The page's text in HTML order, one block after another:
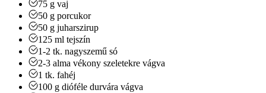
75 g vaj
50 g porcukor
50 g juharszirup
125 ml tejszín
1-2 tk. nagyszemű só
2-3 alma vékony szeletekre vágva
1 tk. fahéj
100 g dióféle durvára vágva